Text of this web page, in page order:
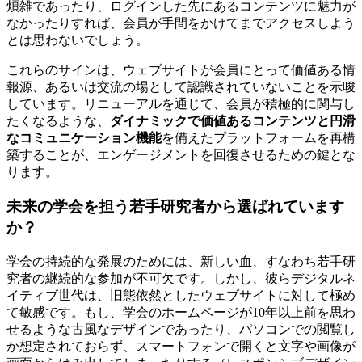
煩雑であったり、ログインした先にあるコンテンツに魅力が
なかったりすれば、会員が手間をかけてまでアクセスしよう
とは思わないでしょう。
これらのサインは、ウェブサイトが会員にとって価値ある情
報源、あるいは交流の場として認識されていないことを示唆
しています。リニューアルを通じて、会員が積極的に関与し
たくなるような、 ダイナミックで価値あるコンテンツと円滑
なコミュニケーション機能を備えたプラットフォームを再構
築することが、エンゲージメントを回復させるための鍵とな
ります。
未来の学会を担う若手研究者から選ばれています
か？
学会の持続的な発展のためには、新しい血、すなわち若手研
究者の継続的な参加が不可欠です。しかし、彼らデジタルネ
イティブ世代は、旧態依然としたウェブサイトに対して極め
て敏感です。もし、学会のホームページが10年以上前を思わ
せるような古風なデザインであったり、パソコンでの閲覧し
か想定されておらず、スマートフォンで開くと文字や画像が